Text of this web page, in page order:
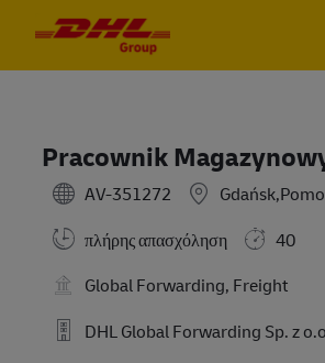
Pracownik
AV-351272
πλήρης απασχόληση
40
Global Forwarding, Freight
DHL Global Forwarding Sp. z